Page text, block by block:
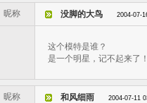
昵称 没脚的大鸟 2004-07-
这个模特是谁？
是一个明星，记不起来了
昵称 和风细雨 2004-07-11